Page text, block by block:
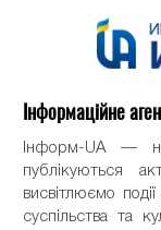
Інформаційне
Інформ-UA —
публікуються
висвітлюємо
суспільства та